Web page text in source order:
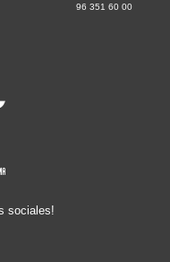
96 351 60 00
sociales!